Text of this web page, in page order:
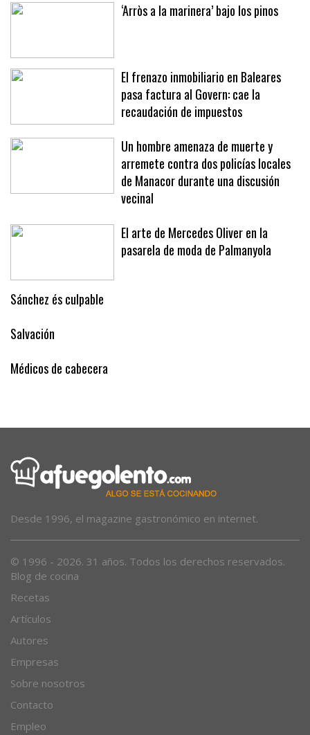
‘Arròs a la marinera’ bajo los pinos
El frenazo inmobiliario en Baleares
pasa factura al Govern: cae la
recaudación de impuestos
Un hombre amenaza de muerte y
arremete contra dos policías locales
de Manacor durante una discusión
vecinal
El arte de Mercedes Oliver en la
pasarela de moda de Palmanyola
Sánchez és culpable
Salvación
Médicos de cabecera
Desde 1996, el magazine gastronómico en internet.
© 1996 - 2026. 31 años. Todos los derechos reservados.
Blog de cocina
Recetas
Artículos
Autores
Empresas
Sobre nosotros
Contacto
Empleo